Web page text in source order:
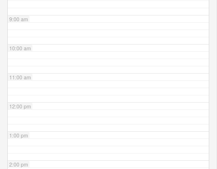
9:00 am
10:00 am
11:00 am
12:00 pm
1:00 pm
2:00 pm